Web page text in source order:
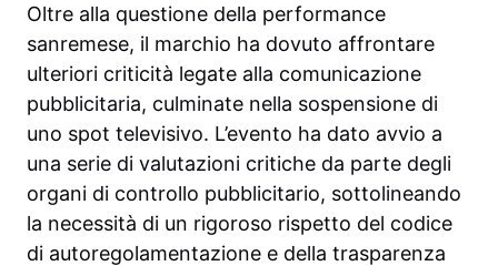
Oltre alla questione della performance
sanremese, il marchio ha dovuto affrontare
ulteriori criticità legate alla comunicazione
pubblicitaria, culminate nella sospensione di
uno spot televisivo. L’evento ha dato avvio a
una serie di valutazioni critiche da parte degli
organi di controllo pubblicitario, sottolineando
la necessità di un rigoroso rispetto del codice
di autoregolamentazione e della trasparenza